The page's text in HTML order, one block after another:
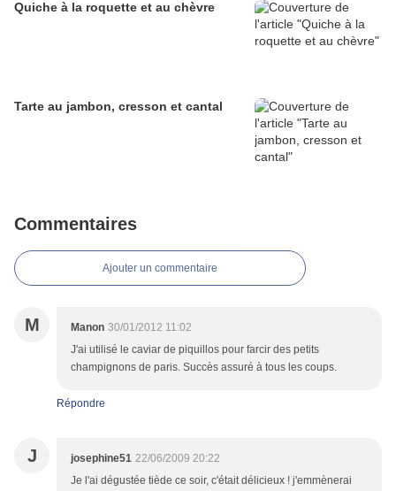
Quiche à la roquette et au chèvre
Tarte au jambon, cresson et cantal
Commentaires
Ajouter un commentaire
M Manon 30/01/2012 11:02
J'ai utilisé le caviar de piquillos pour farcir des petits
champignons de paris. Succès assuré à tous les coups.
Répondre
J josephine51 22/06/2009 20:22
Je l'ai dégustée tiède ce soir, c'était délicieux ! j'emmènerai